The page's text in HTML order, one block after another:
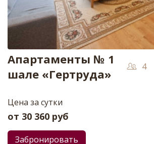
Апартаменты № 1
шале «Гертруда»
4
Цена за сутки
от 30 360 руб
Забронировать